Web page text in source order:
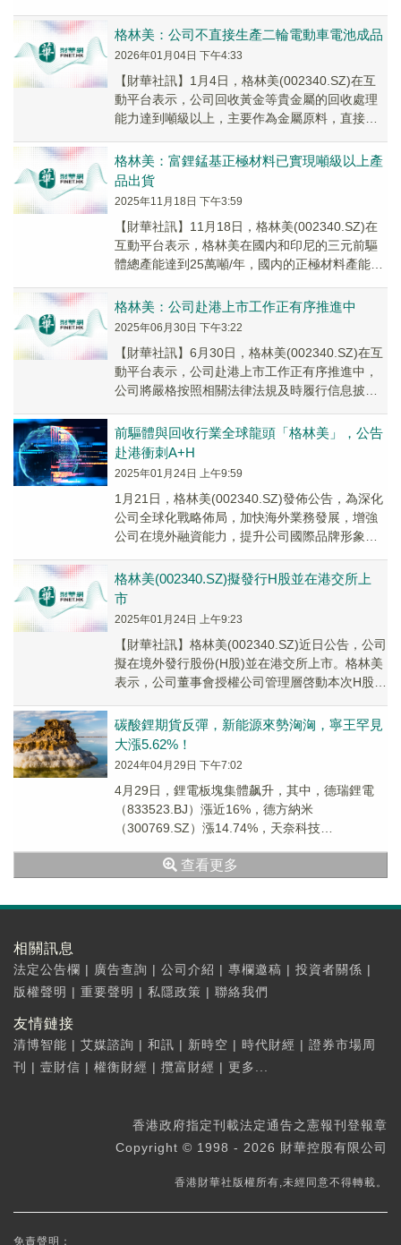
格林美：公司不直接生產二輪電動車電池成品
2026年01月04日 下午4:33
【財華社訊】1月4日，格林美(002340.SZ)在互
動平台表示，公司回收黃金等貴金屬的回收處理
能力達到噸級以上，主要作為金屬原料，直接銷
格林美：富鋰錳基正極材料已實現噸級以上產
品出貨
2025年11月18日 下午3:59
【財華社訊】11月18日，格林美(002340.SZ)在
互動平台表示，格林美在國内和印尼的三元前驅
體總產能達到25萬噸/年，國内的正極材料產能達
格林美：公司赴港上市工作正有序推進中
2025年06月30日 下午3:22
【財華社訊】6月30日，格林美(002340.SZ)在互
動平台表示，公司赴港上市工作正有序推進中，
公司將嚴格按照相關法律法規及時履行信息披露
前驅體與回收行業全球龍頭「格林美」，公告
赴港衝刺A+H
2025年01月24日 上午9:59
1月21日，格林美(002340.SZ)發佈公告，為深化
公司全球化戰略佈局，加快海外業務發展，增強
公司在境外融資能力，提升公司國際品牌形象和
市。
格林美(002340.SZ)擬發行H股並在港交所上
市
2025年01月24日 上午9:23
【財華社訊】格林美(002340.SZ)近日公告，公司
擬在境外發行股份(H股)並在港交所上市。格林美
表示，公司董事會授權公司管理層啓動本次H股上
碳酸鋰期貨反彈，新能源來勢洶洶，寧王罕見
大漲5.62%！
2024年04月29日 下午7:02
4月29日，鋰電板塊集體飙升，其中，德瑞鋰電
（833523.BJ）漲近16%，德方納米
（300769.SZ）漲14.74%，天奈科技
查看更多
相關訊息
法定公告欄 | 廣告查詢 | 公司介紹 | 專欄邀稿 | 投資者關係 |
版權聲明 | 重要聲明 | 私隱政策 | 聯絡我們
友情鏈接
清博智能 | 艾媒諮詢 | 和訊 | 新時空 | 時代財經 | 證券市場周
刊
| 壹財信 | 權衡財經 | 攬富財經 | 更多...
香港政府指定刊載法定通告之憲報刊登報章
Copyright © 1998 - 2026 財華控股有限公司
香港財華社版權所有,未經同意不得轉載。
免責聲明：